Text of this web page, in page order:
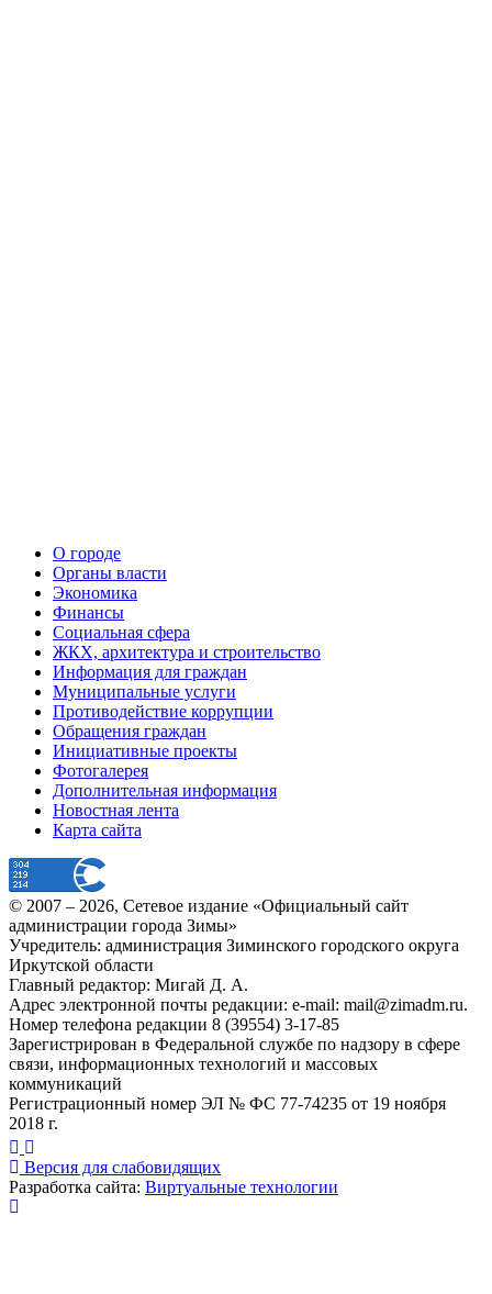
О городе
Органы власти
Экономика
Финансы
Социальная сфера
ЖКХ, архитектура и строительство
Информация для граждан
Муниципальные услуги
Противодействие коррупции
Обращения граждан
Инициативные проекты
Фотогалерея
Дополнительная информация
Новостная лента
Карта сайта
© 2007 – 2026, Сетевое издание «Официальный сайт
администрации города Зимы»
Учредитель: администрация Зиминского городского округа
Иркутской области
Главный редактор: Мигай Д. А.
Адрес электронной почты редакции: e-mail: mail@zimadm.ru.
Номер телефона редакции 8 (39554) 3-17-85
Зарегистрирован в Федеральной службе по надзору в сфере
связи, информационных технологий и массовых
коммуникаций
Регистрационный номер ЭЛ № ФС 77-74235 от 19 ноября
2018 г.
Версия для слабовидящих
Разработка сайта: Виртуальные технологии